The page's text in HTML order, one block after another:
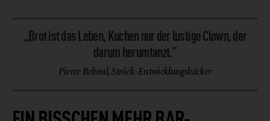
„Brot ist das Leben, Kuchen nur der lustige Clown, der
darum herumtanzt.“
Pierre Reboul, Ströck-Entwicklungsbäcker